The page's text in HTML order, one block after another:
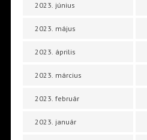
2023. június
2023. május
2023. április
2023. március
2023. február
2023. január